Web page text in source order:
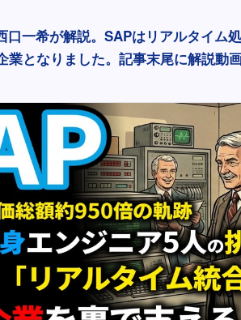
口一希が解説。SAPはリアルタイム
業となりました。記事末尾に解説動